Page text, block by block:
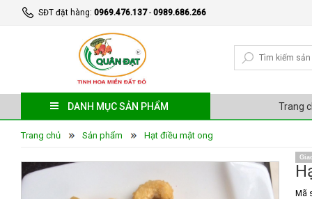
SĐT đặt hàng: 0969.476.137- 0989.686.266
DANH MỤC SẢN PHẨM Trang
Trang chủ Sản phẩm Hạt điều mật ong
Mã